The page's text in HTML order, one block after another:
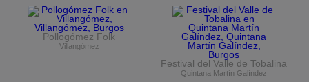
Pollogómez Folk
Villangómez
Festival del Valle de Tobalina
Quintana Martín Galíndez